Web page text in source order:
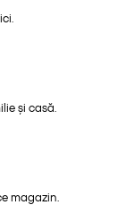
și casă.
magazin.